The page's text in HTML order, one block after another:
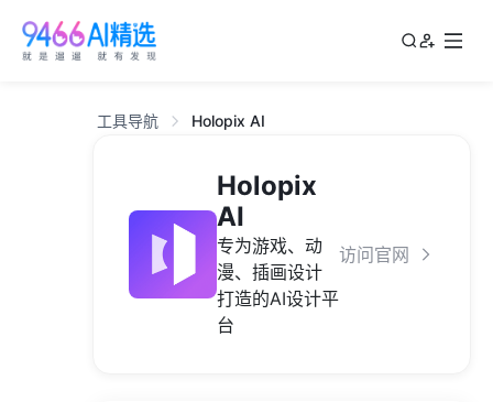
工具导航 Holopix AI
Holopix
AI
专为游戏、动
漫、插画设计
打造的AI设计平
台
访问官网